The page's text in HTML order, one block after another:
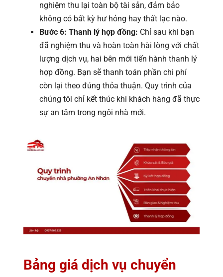
nghiệm thu lại toàn bộ tài sản, đảm bảo
không có bất kỳ hư hỏng hay thất lạc nào.
Bước 6: Thanh lý hợp đồng: Chỉ sau khi bạn
đã nghiệm thu và hoàn toàn hài lòng với chất
lượng dịch vụ, hai bên mới tiến hành thanh lý
hợp đồng. Bạn sẽ thanh toán phần chi phí
còn lại theo đúng thỏa thuận. Quy trình của
chúng tôi chỉ kết thúc khi khách hàng đã thực
sự an tâm trong ngôi nhà mới.
Bảng giá dịch vụ chuyển